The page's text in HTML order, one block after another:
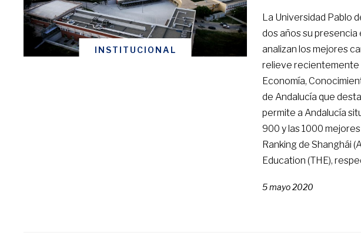
INSTITUCIONAL
La Universidad Pablo
dos años su presencia
analizan los mejores
relieve recientemente
Economía,
de Andalucía que
permite a Andalucía
900 y las 1000
Ranking de Shanghái
Education (THE),
5 mayo 2020